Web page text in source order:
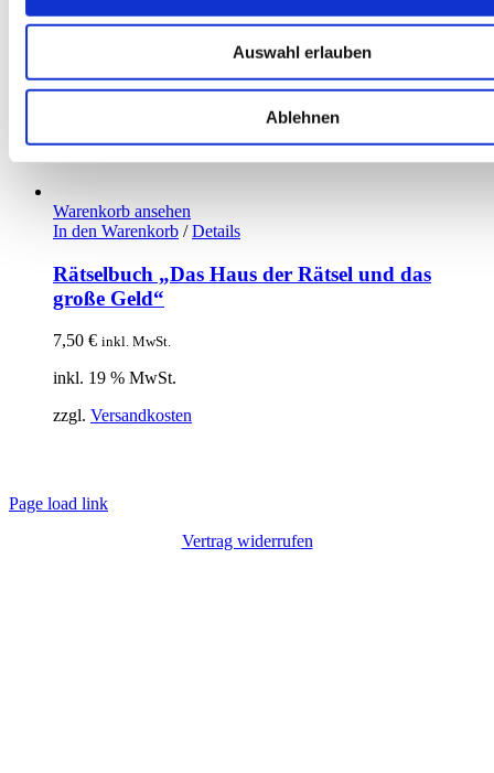
Auswahl erlauben
Ablehnen
Warenkorb ansehen
In den Warenkorb / Details
Rätselbuch „Das Haus der Rätsel und das
große Geld“
7,50 € inkl. MwSt.
inkl. 19 % MwSt.
zzgl. Versandkosten
Page load link
Vertrag widerrufen